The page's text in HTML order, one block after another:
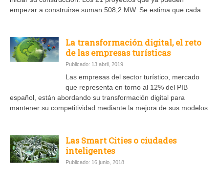
empezar a construirse suman 508,2 MW. Se estima que cada
La transformación digital, el reto
de las empresas turísticas
Publicado: 13 abril, 2019
Las empresas del sector turístico, mercado
que representa en torno al 12% del PIB
español, están abordando su transformación digital para
mantener su competitividad mediante la mejora de sus modelos
Las Smart Cities o ciudades
inteligentes
Publicado: 16 junio, 2018